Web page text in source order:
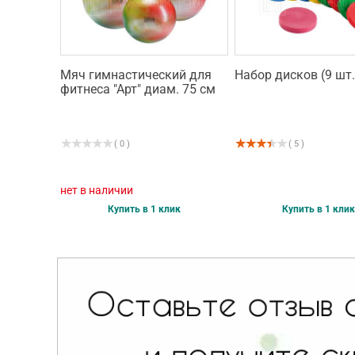
Мяч гимнастический для
фитнеса "Арт" диам. 75 см
( 0 )
нет в наличии
Купить в 1 клик
Набор дисков (9
( 5 )
Купить в 1 клик